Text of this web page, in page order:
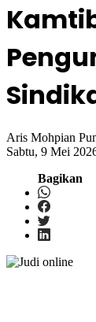
Aris Mohpian
Sabtu, 9 Mei
Bagikan